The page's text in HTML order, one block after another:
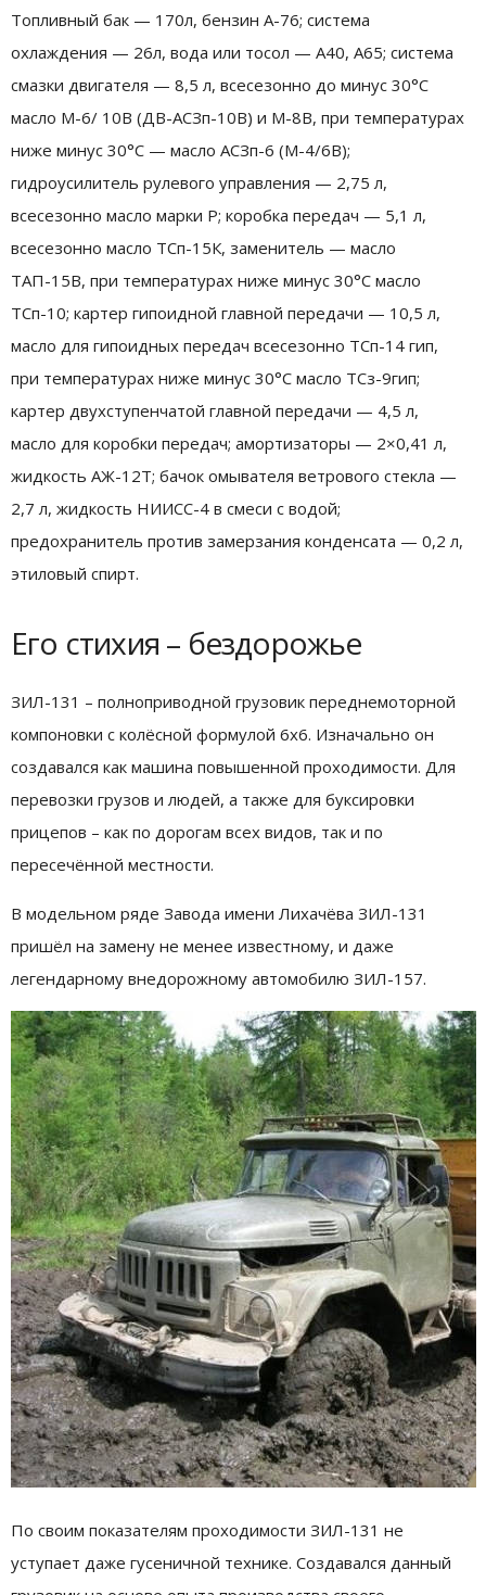
Топливный бак — 170л, бензин А-76; система
охлаждения — 26л, вода или тосол — А40, А65; система
смазки двигателя — 8,5 л, всесезонно до минус 30°С
масло М-6/ 10В (ДВ-АСЗп-10В) и М-8В, при температурах
ниже минус 30°С — масло АСЗп-6 (М-4/6В);
гидроусилитель рулевого управления — 2,75 л,
всесезонно масло марки Р; коробка передач — 5,1 л,
всесезонно масло ТСп-15К, заменитель — масло
ТАП-15В, при температурах ниже минус 30°С масло
ТСп-10; картер гипоидной главной передачи — 10,5 л,
масло для гипоидных передач всесезонно ТСп-14 гип,
при температурах ниже минус 30°С масло ТСз-9гип;
картер двухступенчатой главной передачи — 4,5 л,
масло для коробки передач; амортизаторы — 2×0,41 л,
жидкость АЖ-12Т; бачок омывателя ветрового стекла —
2,7 л, жидкость НИИСС-4 в смеси с водой;
предохранитель против замерзания конденсата — 0,2 л,
этиловый спирт.
Его стихия – бездорожье
ЗИЛ-131 – полноприводной грузовик переднемоторной
компоновки с колёсной формулой 6х6. Изначально он
создавался как машина повышенной проходимости. Для
перевозки грузов и людей, а также для буксировки
прицепов – как по дорогам всех видов, так и по
пересечённой местности.
В модельном ряде Завода имени Лихачёва ЗИЛ-131
пришёл на замену не менее известному, и даже
легендарному внедорожному автомобилю ЗИЛ-157.
По своим показателям проходимости ЗИЛ-131 не
уступает даже гусеничной технике. Создавался данный